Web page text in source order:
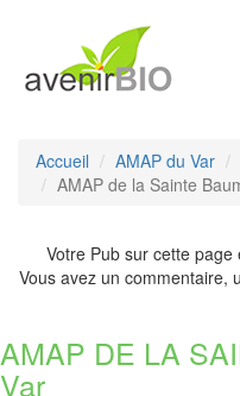
Accueil AMAP du Var
AMAP de la Sainte
Votre Pub sur cette
Vous avez un commentaire,
AMAP DE LA
Var